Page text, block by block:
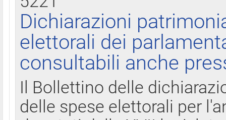
Dichiarazioni
elettorali dei
consultabili anche
Il Bollettino delle
delle spese elettorali per